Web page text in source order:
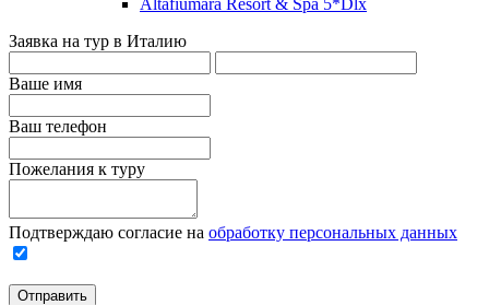
Заявка на тур в Италию
Ваше имя
Ваш телефон
Пожелания к туру
Подтверждаю согласие на обработку персональных данных
Отправить